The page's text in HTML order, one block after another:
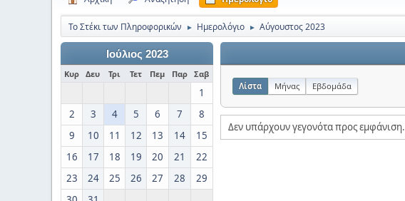
Το Στέκι των Πληροφορικών ► Ημερολόγιο ► Αύγουστος 2023
Ιούλιος 2023
Κυρ Δευ Τρι Τετ Πεμ Παρ Σαβ
1
2
3 4 5 6 7
8
9
10 11 12 13 14
15
16
17 18 19 20 21
22
23
24 25 26 27 28
29
Λίστα Μήνας Εβδομάδα
Δεν υπάρχουν γεγονότα προς εμφάνιση.